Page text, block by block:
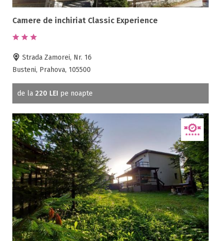
Camere de inchiriat Classic Experience
Strada Zamorei, Nr. 16
Busteni, Prahova, 105500
de la 220 LEI pe noapte